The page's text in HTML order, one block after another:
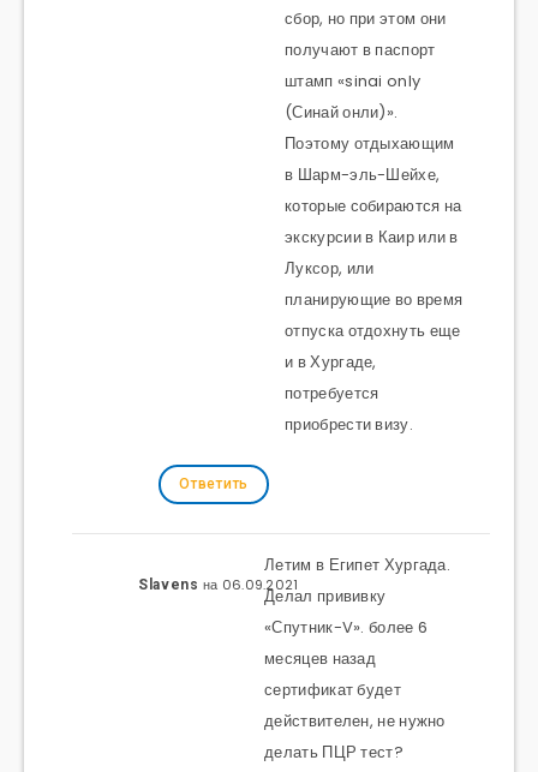
сбор, но при этом они
получают в паспорт
штамп «sinai only
(Синай онли)».
Поэтому отдыхающим
в Шарм-эль-Шейхе,
которые собираются на
экскурсии в Каир или в
Луксор, или
планирующие во время
отпуска отдохнуть еще
и в Хургаде,
потребуется
приобрести визу.
Ответить
Slavens на 06.09.2021
Летим в Египет Хургада.
Делал прививку
«Спутник-V». более 6
месяцев назад
сертификат будет
действителен, не нужно
делать ПЦР тест?